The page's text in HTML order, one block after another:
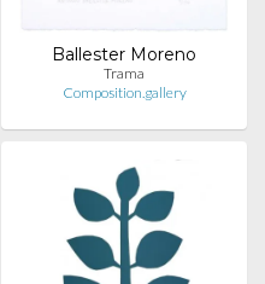
Ballester Moreno
Trama
Composition.gallery